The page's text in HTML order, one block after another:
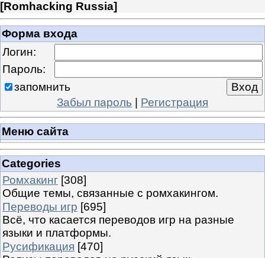
[Romhacking Russia]
Форма входа
Логин:
Пароль:
запомнить
Забыл пароль | Регистрация
Меню сайта
Categories
Ромхакинг [308]
Общие темы, связанные с ромхакингом.
Переводы игр [695]
Всё, что касается переводов игр на разные
языки и платформы.
Русификация [470]